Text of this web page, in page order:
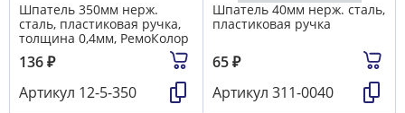
Шпатель 350мм нерж.
сталь, пластиковая ручка,
толщина 0,4мм, РемоКолор
136₽
Артикул 12-5-350
Шпатель 40мм нерж. сталь,
пластиковая ручка
65₽
Артикул 311-0040